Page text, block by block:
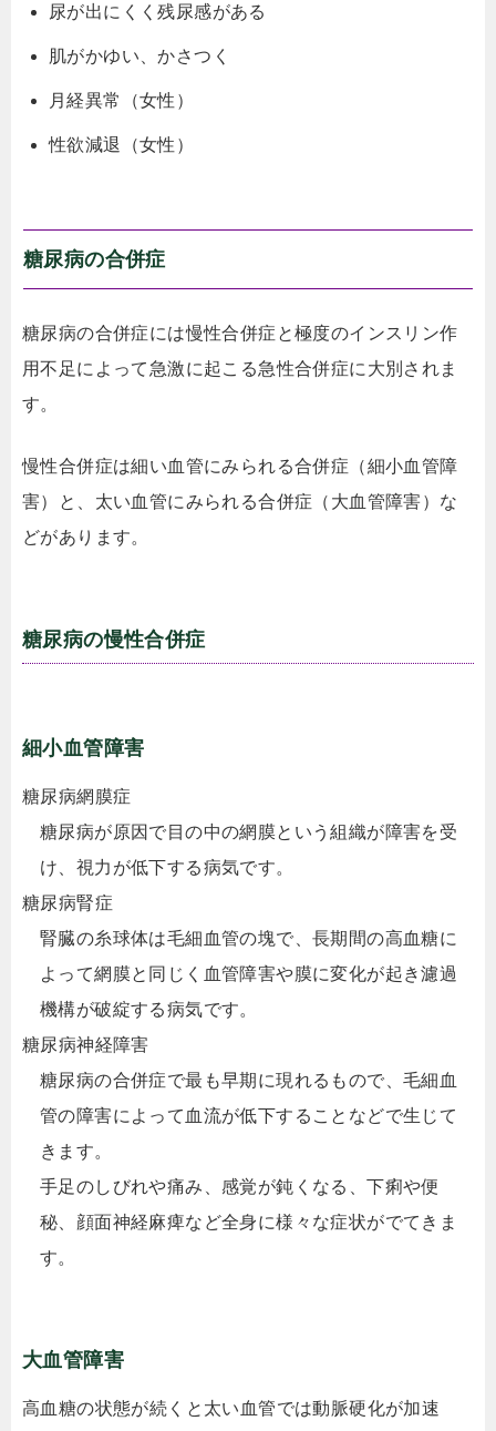
尿が出にくく残尿感がある
肌がかゆい、かさつく
月経異常（女性）
性欲減退（女性）
糖尿病の合併症
糖尿病の合併症には慢性合併症と極度のインスリン作
用不足によって急激に起こる急性合併症に大別されま
す。
慢性合併症は細い血管にみられる合併症（細小血管障
害）と、太い血管にみられる合併症（大血管障害）な
どがあります。
糖尿病の慢性合併症
細小血管障害
糖尿病網膜症
糖尿病が原因で目の中の網膜という組織が障害を受
け、視力が低下する病気です。
糖尿病腎症
腎臓の糸球体は毛細血管の塊で、長期間の高血糖に
よって網膜と同じく血管障害や膜に変化が起き濾過
機構が破綻する病気です。
糖尿病神経障害
糖尿病の合併症で最も早期に現れるもので、毛細血
管の障害によって血流が低下することなどで生じて
きます。
手足のしびれや痛み、感覚が鈍くなる、下痢や便
秘、顔面神経麻痺など全身に様々な症状がでてきま
す。
大血管障害
高血糖の状態が続くと太い血管では動脈硬化が加速